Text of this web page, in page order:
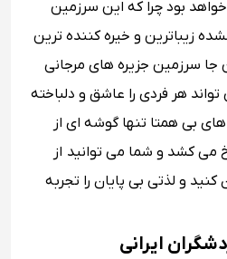
خواهد بود چرا که این سرزمین
زیباترین و خیره کننده ترین
جا سرزمین جزیره های مرجانی
هر فردی را عاشق و دلباخته
بی همتا تنها گوشه ای از
می کشد و شما می توانید از
و لذتی بی پایان را تجربه
ایرانی